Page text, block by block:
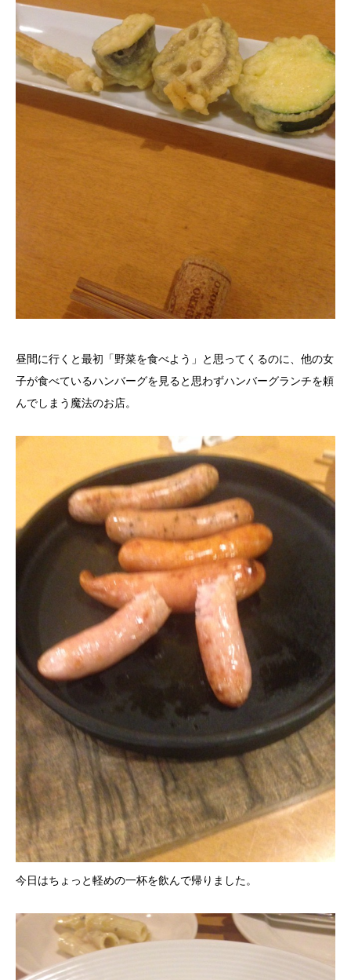
昼間に行くと最初「野菜を食べよう」と思ってくるのに、他の女
子が食べているハンバーグを見ると思わずハンバーグランチを頼
んでしまう魔法のお店。
今日はちょっと軽めの一杯を飲んで帰りました。